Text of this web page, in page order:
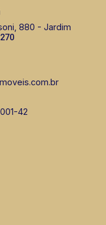
880 - Jardim
42